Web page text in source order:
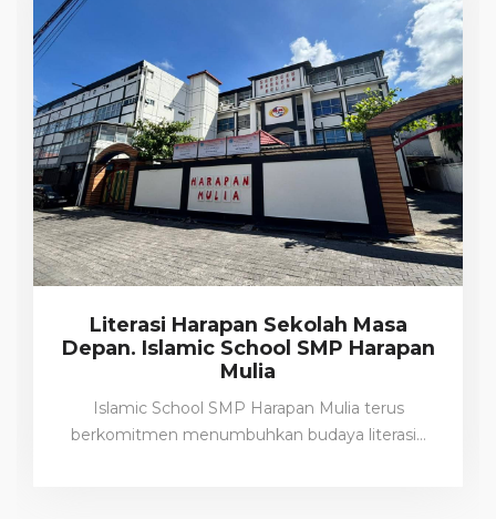
Literasi Harapan Sekolah Masa
Depan. Islamic School SMP Harapan
Mulia
Islamic School SMP Harapan Mulia terus
berkomitmen menumbuhkan budaya literasi…